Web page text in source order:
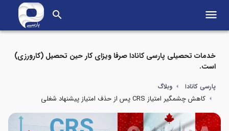
search menu
خدمات تحصیلی پارسی کانادا صرفا ویزای کار حین تحصیل (کارورزی)
است.
پارسی کانادا وبلاگ
کاهش چشمگیر امتیاز CRS پس از حذف امتیاز پیشنهاد شغلی